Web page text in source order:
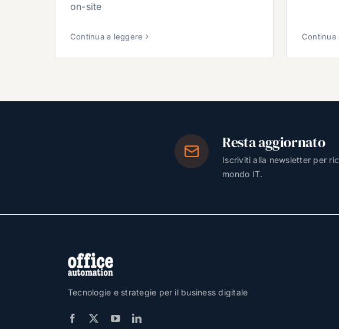
on-site
Continua a leggere Continua
Resta aggiornato
Iscriviti alla newsletter per
mondo IT.
Tecnologie e strategie per il business digitale